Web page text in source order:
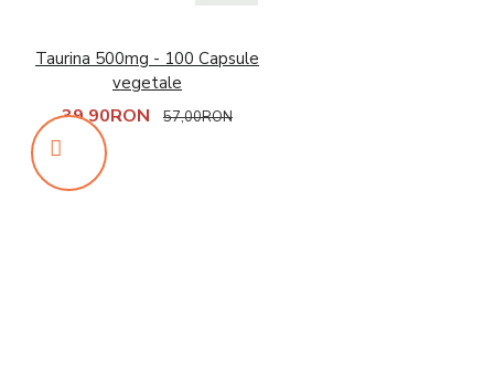
Taurina 500mg - 100 Capsule
vegetale
39,90RON 57,00RON